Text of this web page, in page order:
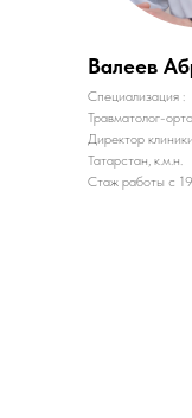
Валеев
Специализация :
Травматолог-
Директор
Татарстан, к.м.н.
Стаж работы с